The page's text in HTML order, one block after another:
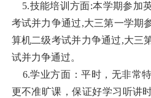
5.技能培训方面:本学期参加
考试并力争通过,大三第一学期
算机二级考试并力争通过,大三
试并力争通过。
6.学业方面：平时，无非常
更不准旷课，保证好学习听讲